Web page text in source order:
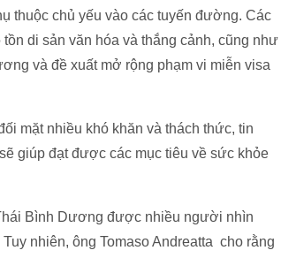
thuộc chủ yếu vào các tuyến đường. Các
di sản văn hóa và thắng cảnh, cũng như
và đề xuất mở rộng phạm vi miễn visa
mặt nhiều khó khăn và thách thức, tin
giúp đạt được các mục tiêu về sức khỏe
Bình Dương được nhiều người nhìn
nhiên, ông Tomaso Andreatta cho rằng